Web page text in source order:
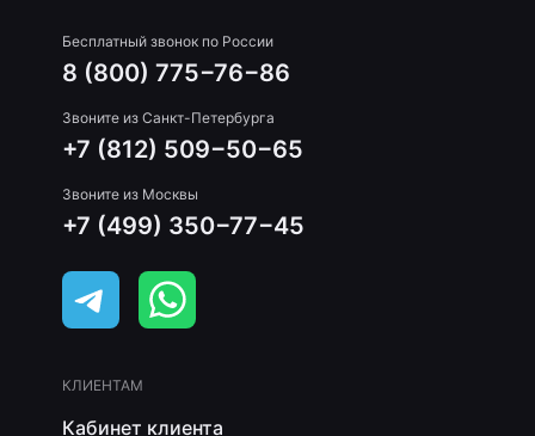
Бесплатный звонок по России
8 (800) 775−76−86
Звоните из Санкт-Петербурга
+7 (812) 509−50−65
Звоните из Москвы
+7 (499) 350−77−45
КЛИЕНТАМ
Кабинет клиента